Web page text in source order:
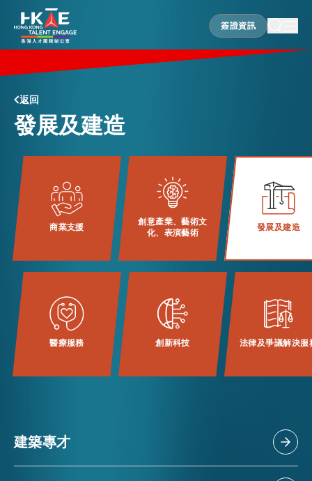
簽證資訊
簽證資訊
香港優勢
人才支援
就業資訊
在港營商
活動情報
關於我們
返回
發展及建造
商業支援
創意產業、藝術文
化、表演藝術
發展及建造
醫療服務 創新科技 法律及爭議解決服
建築專才